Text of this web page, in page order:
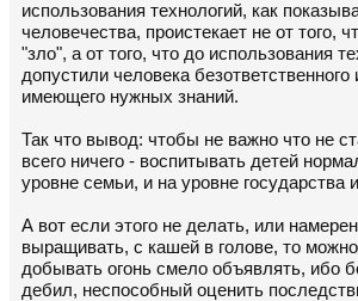
использования технологий, как
человечества, проистекает не от того,
"зло", а от того, что до использования
допустили человека безответственного
имеющего нужных знаний.
Так что вывод: чтобы не важно что не
всего ничего - воспитывать детей
уровне семьи, и на уровне государства
А вот если этого не делать, или
выращивать, с кашей в голове, то
добывать огонь смело объявлять, ибо
дебил, неспособный оценить